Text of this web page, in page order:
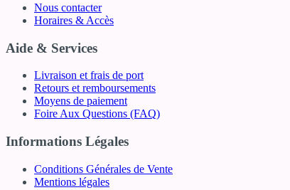
Nous contacter
Horaires & Accès
Aide & Services
Livraison et frais de port
Retours et remboursements
Moyens de paiement
Foire Aux Questions (FAQ)
Informations Légales
Conditions Générales de Vente
Mentions légales